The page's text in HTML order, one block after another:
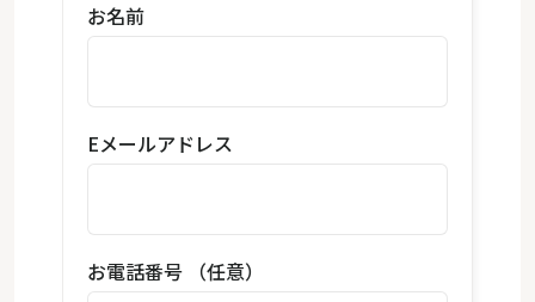
お名前
Eメールアドレス
お電話番号 （任意）